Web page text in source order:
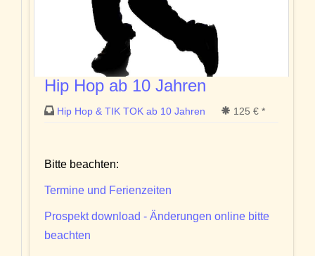
Hip Hop ab 10 Jahren
Hip Hop & TIK TOK ab 10 Jahren 125 € *
Bitte beachten:
Termine und Ferienzeiten
Prospekt download - Änderungen online bitte
beachten